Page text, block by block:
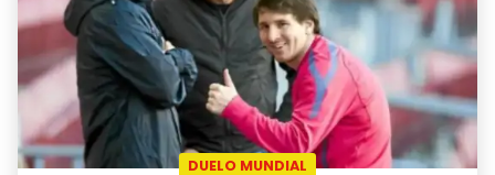
DUELO MUNDIAL